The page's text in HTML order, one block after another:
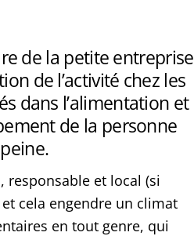
de la petite entreprise
de l’activité chez les
dans l’alimentation et
de la personne
responsable et local (si
cela engendre un climat
en tout genre, qui